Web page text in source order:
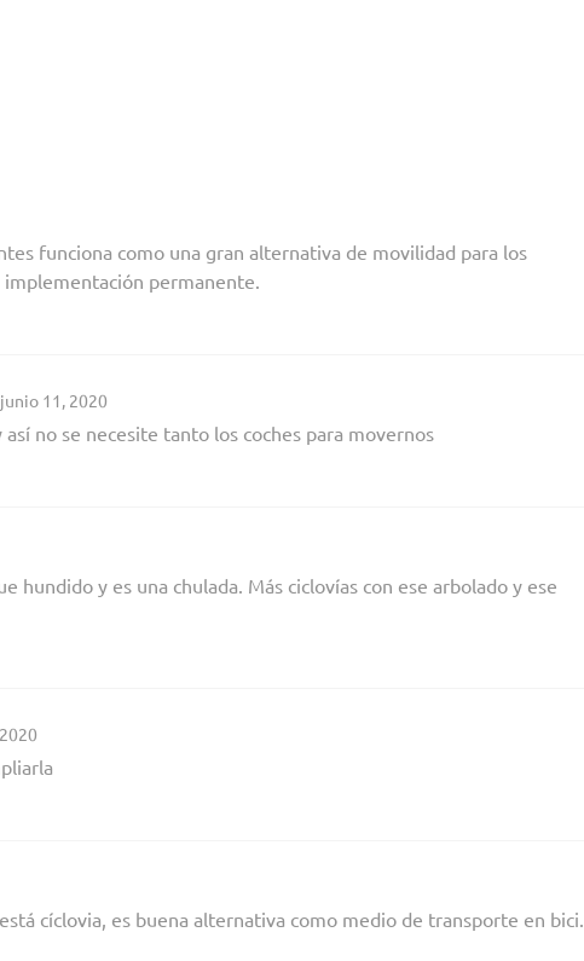
funciona como una gran alternativa de movilidad para los
permanente.
junio 11, 2020
así no se necesite tanto los coches para movernos
hundido y es una chulada. Más ciclovías con ese arbolado y ese
cíclovia, es buena alternativa como medio de transporte en bici.